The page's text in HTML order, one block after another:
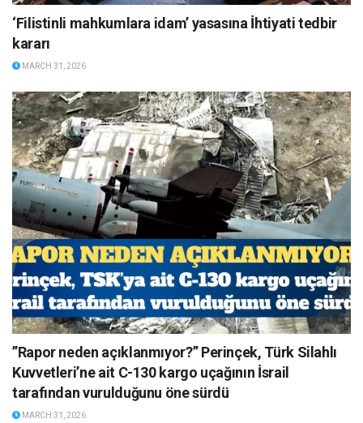
‘Filistinli mahkumlara idam’ yasasına İhtiyati tedbir
kararı
MARCH 31, 2026
”Rapor neden açıklanmıyor?” Perinçek, Türk Silahlı
Kuvvetleri’ne ait C-130 kargo uçağının İsrail
tarafından vurulduğunu öne sürdü
MARCH 31, 2026